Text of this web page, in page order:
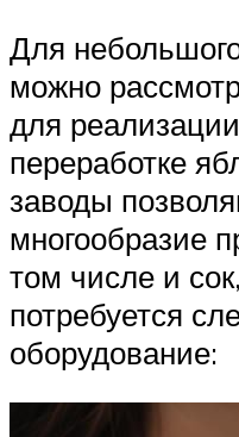
Для
можно
для
переработке
заводы
многообразие
том числе и
потребуется
оборудование: